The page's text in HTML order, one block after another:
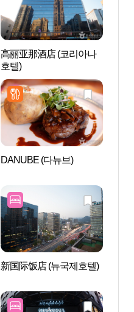
高丽亚那酒店 (코리아나
호텔)
DANUBE (다뉴브)
新国际饭店 (뉴국제호텔)